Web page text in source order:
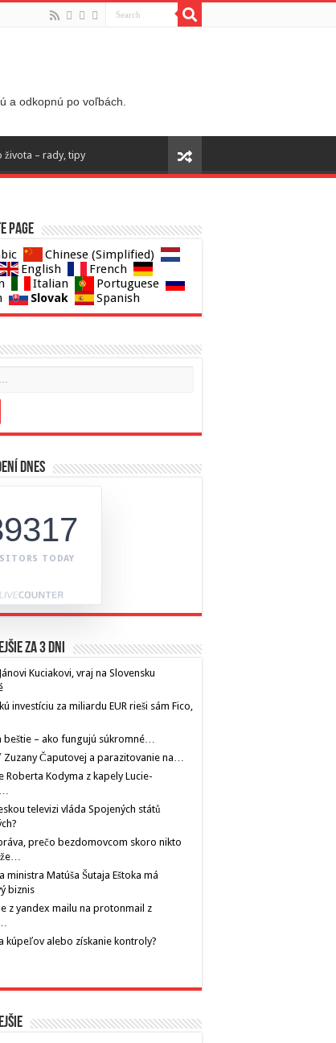
a odkopnú po voľbách.
života – rady, tipy
page
Chinese (Simplified)
English
French
Italian
Portuguese
Slovak Spanish
dnes
TODAY
za 3 dni
Kuciakovi, vraj na Slovensku
investíciu za miliardu EUR rieši sám Fico,
beštie – ako fungujú súkromné…
Zuzany Čaputovej a parazitovanie na…
Roberta Kodyma z kapely Lucie-
televizi vláda Spojených států
prečo bezdomovcom skoro nikto
ministra Matúša Šutaja Eštoka má
biznis
z yandex mailu na protonmail z
kúpeľov alebo získanie kontroly?